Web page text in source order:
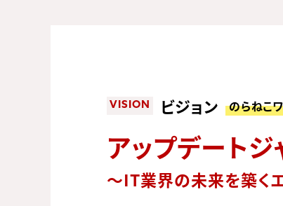
VISION ビジョン のらねこ
アップデートジ
〜IT業界の未来を築く